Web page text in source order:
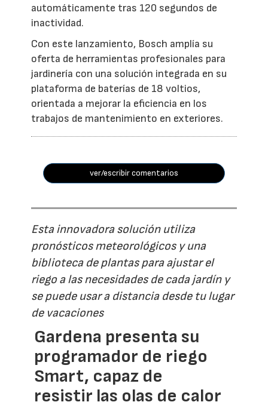
automáticamente tras 120 segundos de
inactividad.
Con este lanzamiento, Bosch amplía su
oferta de herramientas profesionales para
jardinería con una solución integrada en su
plataforma de baterías de 18 voltios,
orientada a mejorar la eficiencia en los
trabajos de mantenimiento en exteriores.
ver/escribir comentarios
Esta innovadora solución utiliza
pronósticos meteorológicos y una
biblioteca de plantas para ajustar el
riego a las necesidades de cada jardín y
se puede usar a distancia desde tu lugar
de vacaciones
Gardena presenta su
programador de riego
Smart, capaz de
resistir las olas de calor